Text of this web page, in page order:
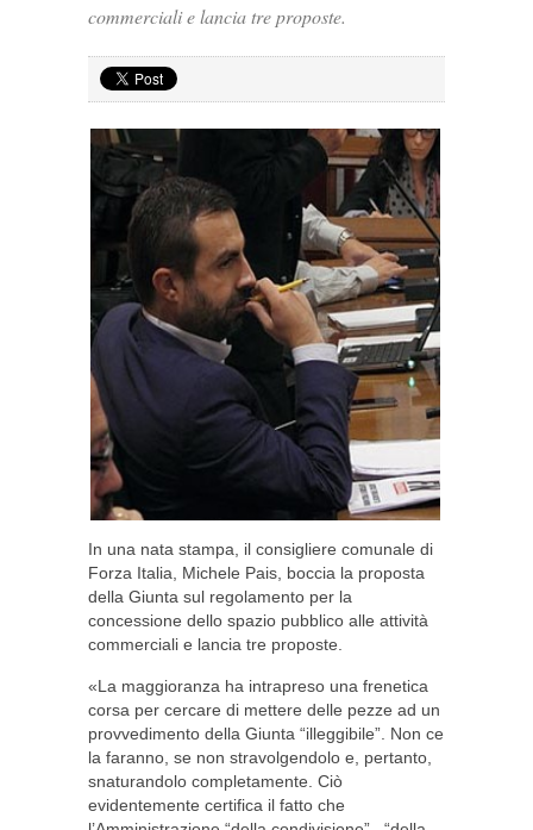
commerciali e lancia tre proposte.
In una nata stampa, il consigliere comunale di
Forza Italia, Michele Pais, boccia la proposta
della Giunta sul regolamento per la
concessione dello spazio pubblico alle attività
commerciali e lancia tre proposte.
«La maggioranza ha intrapreso una frenetica
corsa per cercare di mettere delle pezze ad un
provvedimento della Giunta “illeggibile”. Non ce
la faranno, se non stravolgendolo e, pertanto,
snaturandolo completamente. Ciò
evidentemente certifica il fatto che